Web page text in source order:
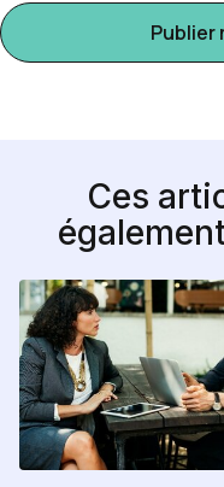
Ces